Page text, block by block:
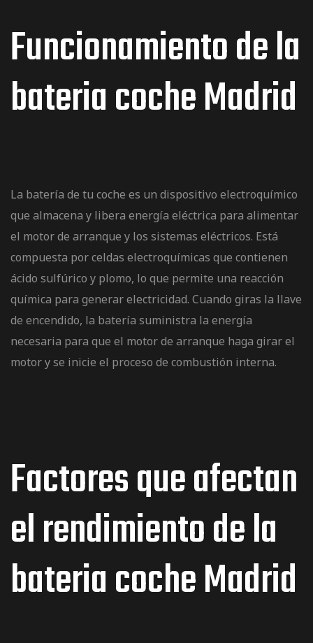
Funcionamiento de la
bateria coche Madrid
La batería de tu coche es un dispositivo electroquímico
que almacena y libera energía eléctrica para alimentar
el motor de arranque y los sistemas eléctricos. Está
compuesta por celdas electroquímicas que contienen
ácido sulfúrico y plomo, lo que permite una reacción
química para generar electricidad. Cuando giras la llave
de encendido, la batería suministra la energía
necesaria para que el motor de arranque haga girar el
motor y se inicie el proceso de combustión interna.
Factores que afectan
el rendimiento de la
bateria coche Madrid